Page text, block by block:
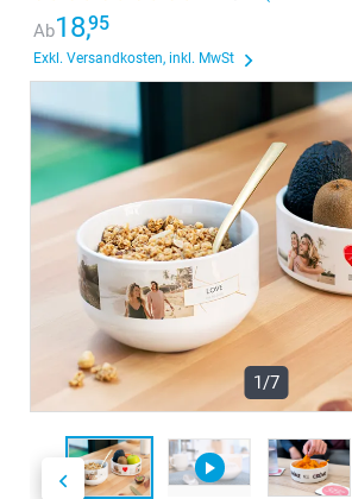
Ab18,95
Exkl. Versandkosten, inkl. MwSt
1/7